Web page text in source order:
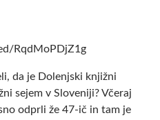
RqdMoPDjZ1g
da je Dolenjski knjižni
sejem v Sloveniji? Včeraj
odprli že 47-ič in tam je